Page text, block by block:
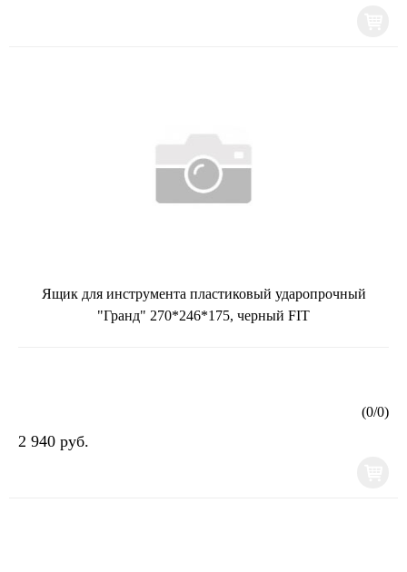
Ящик для инструмента пластиковый ударопрочный
"Гранд" 270*246*175, черный FIT
(0/0)
2 940 руб.